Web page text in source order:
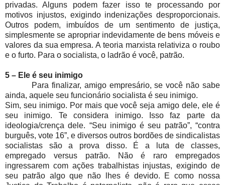
privadas. Alguns podem fazer isso te processando por
motivos injustos, exigindo indenizações desproporcionais.
Outros podem, imbuídos de um sentimento de justiça,
simplesmente se apropriar indevidamente de bens móveis e
valores da sua empresa. A teoria marxista relativiza o roubo
e o furto. Para o socialista, o ladrão é você, patrão.
5 – Ele é seu inimigo
Para finalizar, amigo empresário, se você não sabe
ainda, aquele seu funcionário socialista é seu inimigo.
Sim, seu inimigo. Por mais que você seja amigo dele, ele é
seu inimigo. Te considera inimigo. Isso faz parte da
ideologia/crença dele. “Seu inimigo é seu patrão”, “contra
burguês, vote 16”, e diversos outros bordões de sindicalistas
socialistas são a prova disso. É a luta de classes,
empregado versus patrão. Não é raro empregados
ingressarem com ações trabalhistas injustas, exigindo de
seu patrão algo que não lhes é devido. E como nossa